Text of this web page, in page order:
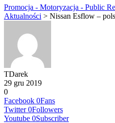
Promocja - Motoryzacja - Public
Aktualności > Nissan Esflow –
TDarek
29 gru 2019
0
Facebook 0Fans
Twitter 0Followers
Youtube 0Subscriber